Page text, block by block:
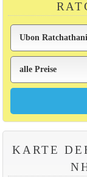
KARTE